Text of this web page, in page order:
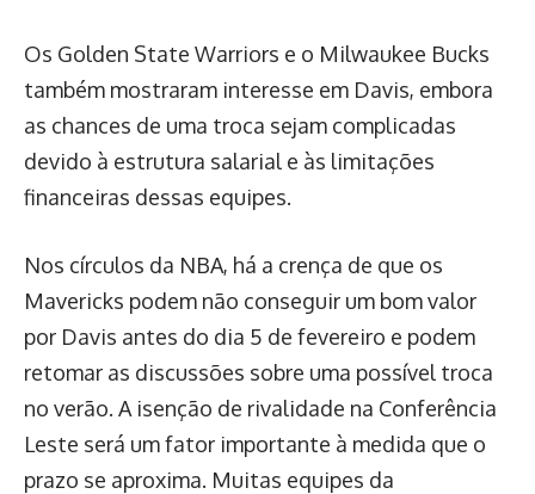
Os Golden State Warriors e o Milwaukee Bucks
também mostraram interesse em Davis, embora
as chances de uma troca sejam complicadas
devido à estrutura salarial e às limitações
financeiras dessas equipes.
Nos círculos da NBA, há a crença de que os
Mavericks podem não conseguir um bom valor
por Davis antes do dia 5 de fevereiro e podem
retomar as discussões sobre uma possível troca
no verão. A isenção de rivalidade na Conferência
Leste será um fator importante à medida que o
prazo se aproxima. Muitas equipes da